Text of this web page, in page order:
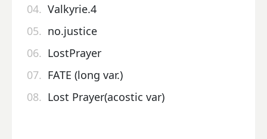
04. Valkyrie.4
05. no.justice
06. LostPrayer
07. FATE (long var.)
08. Lost Prayer(acostic var)